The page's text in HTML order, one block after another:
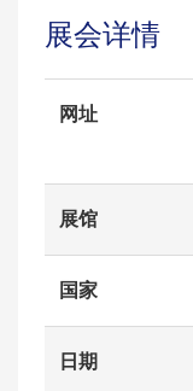
展会详情
网址
展馆
国家
日期